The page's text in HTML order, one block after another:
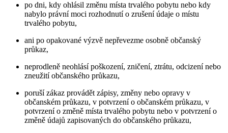
po dni, kdy ohlásil změnu místa trvalého pobytu nebo kdy
nabylo právní moci rozhodnutí o zrušení údaje o místu
trvalého pobytu,
ani po opakované výzvě nepřevezme osobně občanský
průkaz,
neprodleně neohlásí poškození, zničení, ztrátu, odcizení nebo
zneužití občanského průkazu,
poruší zákaz provádět zápisy, změny nebo opravy v
občanském průkazu, v potvrzení o občanském průkazu, v
potvrzení o změně místa trvalého pobytu nebo v potvrzení o
změně údajů zapisovaných do občanského průkazu,